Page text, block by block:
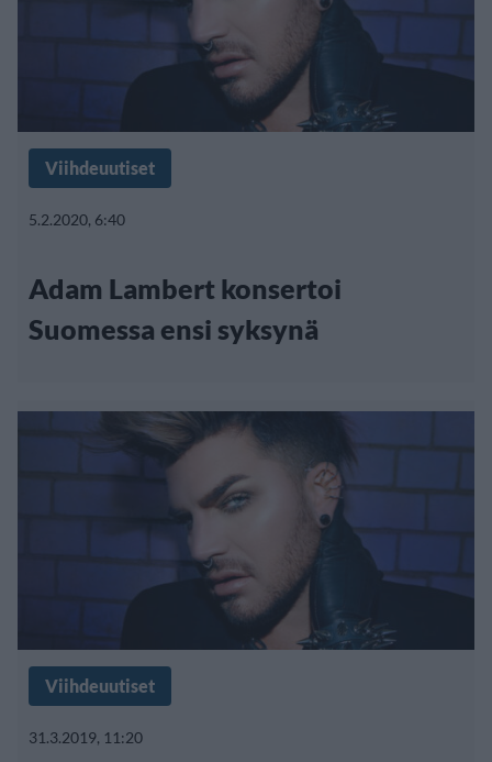
Viihdeuutiset
5.2.2020, 6:40
Adam Lambert konsertoi
Suomessa ensi syksynä
Viihdeuutiset
31.3.2019, 11:20